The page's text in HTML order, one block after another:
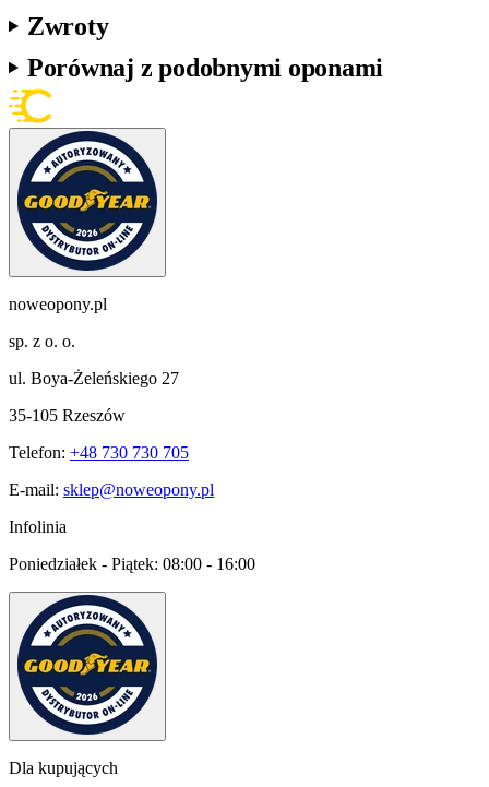
Zwroty
Porównaj z podobnymi oponami
noweopony.pl
sp. z o. o.
ul. Boya-Żeleńskiego 27
35-105 Rzeszów
Telefon: +48 730 730 705
E-mail: sklep@noweopony.pl
Infolinia
Poniedziałek - Piątek: 08:00 - 16:00
Dla kupujących